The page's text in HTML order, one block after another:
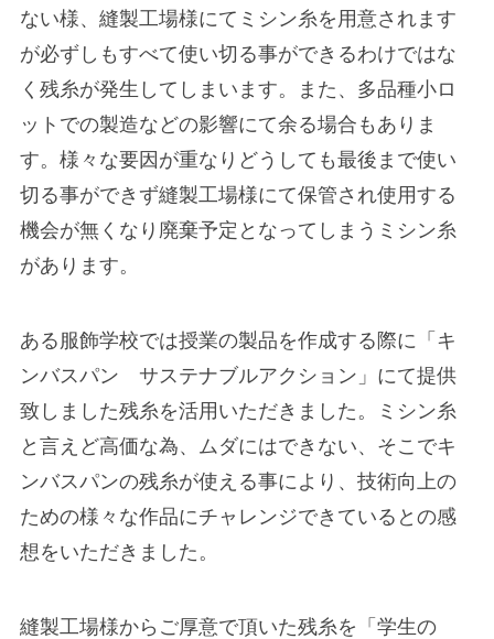
ない様、縫製工場様にてミシン糸を用意されます
が必ずしもすべて使い切る事ができるわけではな
く残糸が発生してしまいます。また、多品種小ロ
ットでの製造などの影響にて余る場合もありま
す。様々な要因が重なりどうしても最後まで使い
切る事ができず縫製工場様にて保管され使用する
機会が無くなり廃棄予定となってしまうミシン糸
があります。
ある服飾学校では授業の製品を作成する際に「キ
ンバスパン サステナブルアクション」にて提供
致しました残糸を活用いただきました。ミシン糸
と言えど高価な為、ムダにはできない、そこでキ
ンバスパンの残糸が使える事により、技術向上の
ための様々な作品にチャレンジできているとの感
想をいただきました。
縫製工場様からご厚意で頂いた残糸を「学生の